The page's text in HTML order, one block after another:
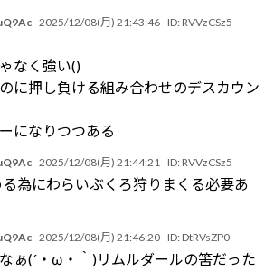
2025/12/08(月) 21:43:46 ID: RVVzCSz5
なく強い()
に押し負ける組み合わせのデスカウン
になりつつある
2025/12/08(月) 21:44:21 ID: RVVzCSz5
為にわらいぶくろ狩りまくる必要あ
2025/12/08(月) 21:46:20 ID: DtRVsZP0
ぁ(´・ω・｀)リムルダールの筈だった